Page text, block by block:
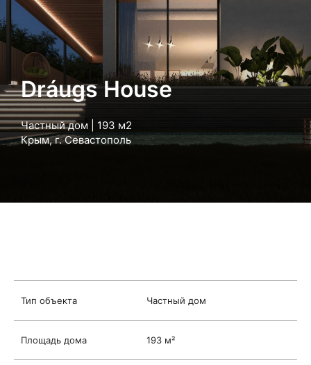
Dráugs House
Частный дом | 193 м2
Крым, г. Севастополь
Тип объекта Частный дом
Площадь дома 193 м²